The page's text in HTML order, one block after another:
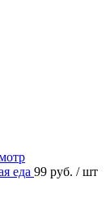
еда 99 руб. / шт